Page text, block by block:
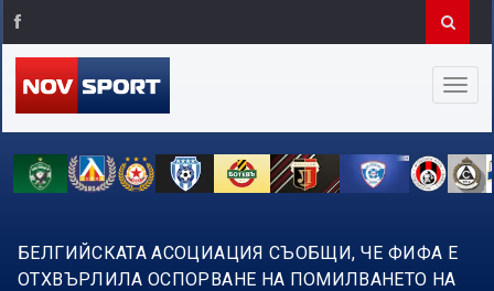
БЕЛГИЙСКАТА АСОЦИАЦИЯ СЪОБЩИ, ЧЕ ФИФА Е
ОТХВЪРЛИЛА ОСПОРВАНЕ НА ПОМИЛВАНЕТО НА